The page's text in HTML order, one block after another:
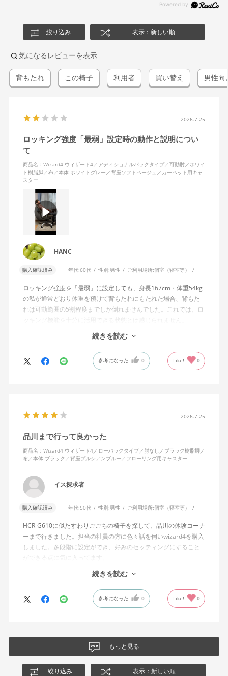
絞り込み 表示：新しい順
気になるレビューを表示
背もたれ この椅子 利用者 買い替え 男性向
2026.7.25
ロッキング強度「最弱」設定時の動作と説明につい
て
商品名：Wizard4 ウィザード4／アディショナルバックタイプ／可動肘／ホワイ
ト樹脂脚／布／本体 ホワイトグレー／背座ソフトベージュ／カーペット用キャ
スター
HANC
購入確認済み 年代:60代 性別:男性 ご利用場所:個室（寝室等）
ロッキング強度を「最弱」に設定しても、身長167cm・体重54kg
の私が通常どおり体重を預けて背もたれにもたれた場合、背もた
れは可動範囲の5割程度までしか倒れませんでした。これでは、ロ
ッキング機能を十分に活用できる状態とは感じられません。
私は勤務先で約11年間、同シリーズのWizard2を使用していま
す。Wizard2にもロッキング強度調整機能が備わっており、最弱に
設定した場合は、通常どおり体重を預けることで背もたれは可動
含めれば私より体重の軽い利用者は数多くいると思われるため、
あれば、ロッキング機能としてどのような使用感を想定している
のか疑問に感じています。
角度でもバランスをとりやすい反力特性に自動調整する機能」と
説明されています。しかし、この機能と、最弱設定でも背もたれ
説明を読んでも理解できませんでした。
問い合わせに対しては、「オートフィットシンクロロッキングの
反力特性を自動調整する機能が働いているため」「Wizard2とは機
構が異なるため、同じ挙動にはならない」との回答をいただきま
強度調整との関係や、最弱設定であっても大きな反力が残る理由
製品自体に不具合があるとは考えていませんが、少なくとも私の
ングの特性や体重による使用感の違いが、より分かりやすく案内
されることを期待します。
続きを読む
参考になった 0 Like! 0
2026.7.25
品川まで行って良かった
商品名：Wizard4 ウィザード4／ローバックタイプ／肘なし／ブラック樹脂脚／
布／本体 ブラック／背座プルシアンブルー／フローリング用キャスター
イス探求者
購入確認済み 年代:50代 性別:男性 ご利用場所:個室（寝室等）
HCR-G610に似たすわりごごちの椅子を探して、品川の体験コーナ
ーまで行きました。担当の社員の方に色々話を伺いwizard4を購入
しました。多段階に設定ができ、好みのセッティングにすること
ができる点に気に入ってます。
しいて言えば、座面がもう少し硬めが好みに近かったなと思いま
す。座面の硬さまで調節出来る機能が有れば完璧だと思います。
続きを読む
参考になった 0 Like! 0
もっと見る
絞り込み 表示：新しい順